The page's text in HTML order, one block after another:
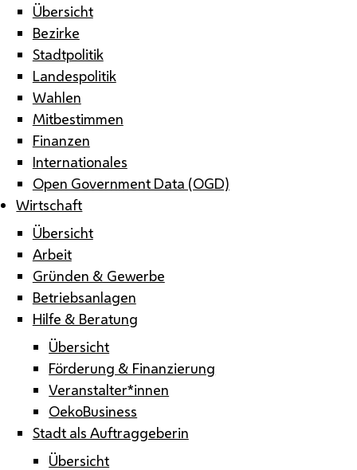
Übersicht
Bezirke
Stadtpolitik
Landespolitik
Wahlen
Mitbestimmen
Finanzen
Internationales
Open Government Data (OGD)
Wirtschaft
Übersicht
Arbeit
Gründen & Gewerbe
Betriebsanlagen
Hilfe & Beratung
Übersicht
Förderung & Finanzierung
Veranstalter*innen
OekoBusiness
Stadt als Auftraggeberin
Übersicht